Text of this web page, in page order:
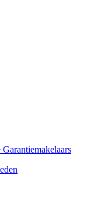
Garantiemakelaars